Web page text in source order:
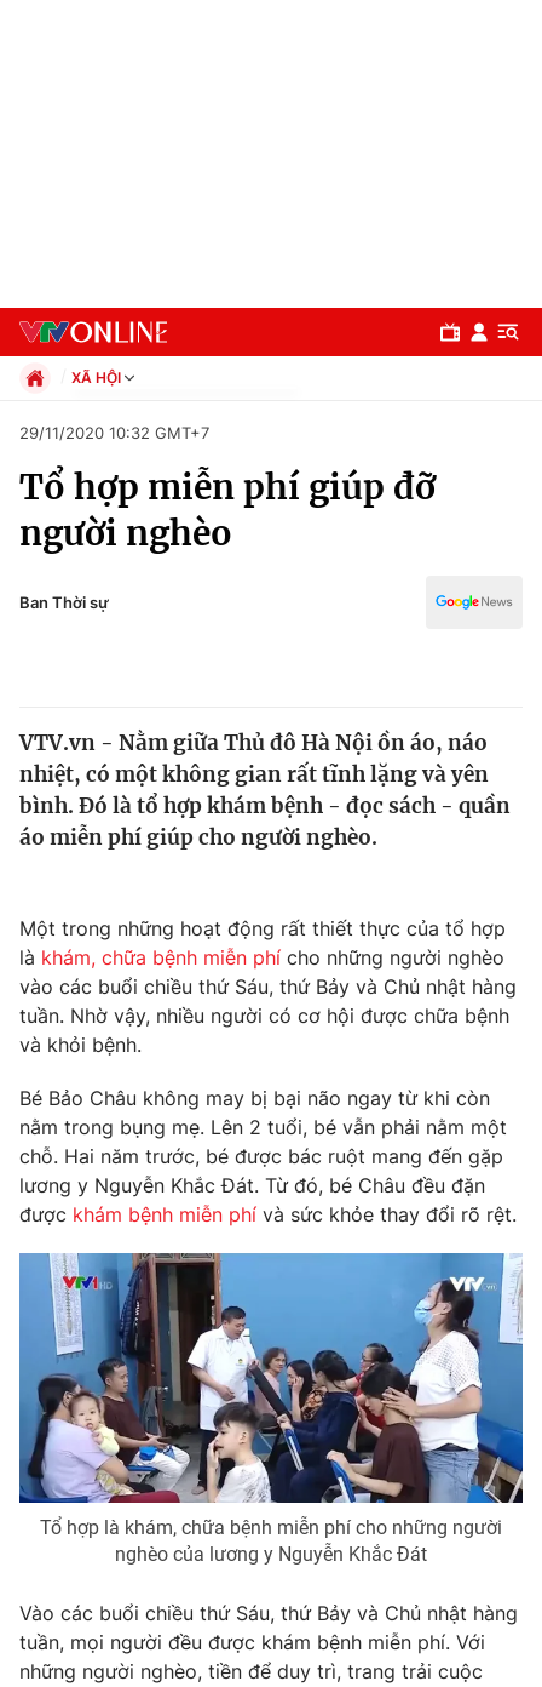
Chuyên mục
Chính trị
Y tế
Thế giới
Thế giới đó đây
Câu chuyện quốc tế
Tài chính
Thị trường
Góc doanh nghiệp
Dữ liệu và đời sống
Truyền hình
Phim VTV
Hậu trường
Nhân vật
Giải sao mai
Giải trí
Điện ảnh
Âm nhạc
Sao
Đời sống
Du lịch
Làm đẹp
Chất lượng cuộc sống
Giáo dục
Tuyển sinh
Học trực tuyến
Công nghệ
Hitech Công nghệ tương lai
Sản phẩm
Thị trường
Tư vấn
Giao lưu trực tuyến
Lịch phát sóng
Chuyên mục khác
Emagazine Podcast
Photo Infographic
XÃ HỘI
Xã hội
Pháp luật
Kinh tế
Thể thao
Văn hóa - Giải trí
Giáo dục
29/11/2020 10:32 GMT+7
Tổ hợp miễn phí giúp đỡ
người nghèo
Ban Thời sự
VTV.vn - Nằm giữa Thủ đô Hà Nội ồn áo, náo
nhiệt, có một không gian rất tĩnh lặng và yên
bình. Đó là tổ hợp khám bệnh - đọc sách - quần
áo miễn phí giúp cho người nghèo.
Một trong những hoạt động rất thiết thực của tổ hợp
là khám, chữa bệnh miễn phí cho những người nghèo
vào các buổi chiều thứ Sáu, thứ Bảy và Chủ nhật hàng
tuần. Nhờ vậy, nhiều người có cơ hội được chữa bệnh
và khỏi bệnh.
Bé Bảo Châu không may bị bại não ngay từ khi còn
nằm trong bụng mẹ. Lên 2 tuổi, bé vẫn phải nằm một
chỗ. Hai năm trước, bé được bác ruột mang đến gặp
lương y Nguyễn Khắc Đát. Từ đó, bé Châu đều đặn
được khám bệnh miễn phí và sức khỏe thay đổi rõ rệt.
Tổ hợp là khám, chữa bệnh miễn phí cho những người
nghèo của lương y Nguyễn Khắc Đát
Vào các buổi chiều thứ Sáu, thứ Bảy và Chủ nhật hàng
tuần, mọi người đều được khám bệnh miễn phí. Với
những người nghèo, tiền để duy trì, trang trải cuộc